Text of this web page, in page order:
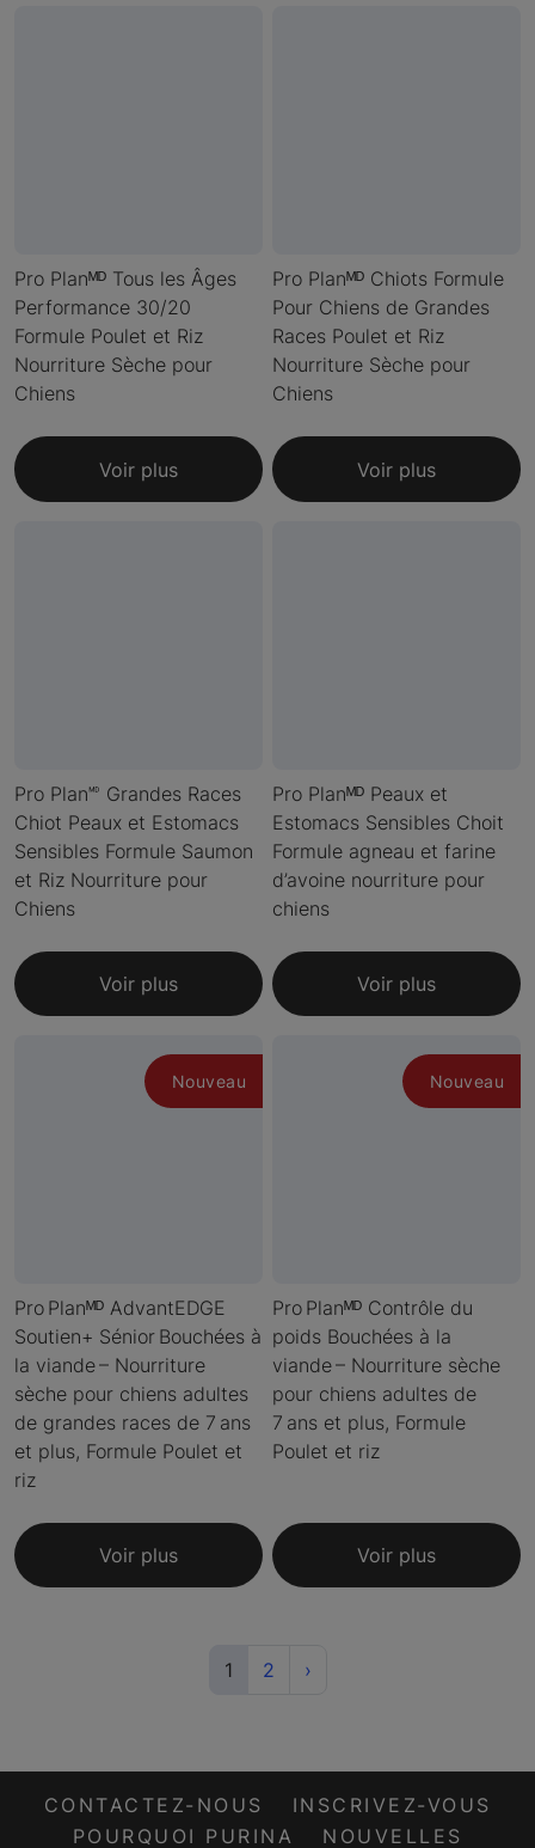
Pro Planᴹᴰ Tous les Âges
Performance 30/20
Formule Poulet et Riz
Nourriture Sèche pour
Chiens
Voir plus
Pro Planᴹᴰ Chiots Formule
Pour Chiens de Grandes
Races Poulet et Riz
Nourriture Sèche pour
Chiens
Voir plus
Pro Plan🅫 Grandes Races
Chiot Peaux et Estomacs
Sensibles Formule Saumon
et Riz Nourriture pour
Chiens
Voir plus
Pro Planᴹᴰ Peaux et
Estomacs Sensibles Choit
Formule agneau et farine
d’avoine nourriture pour
chiens
Voir plus
Nouveau
Pro Planᴹᴰ AdvantEDGE
Soutien+ Sénior Bouchées à
la viande – Nourriture
sèche pour chiens adultes
de grandes races de 7 ans
et plus, Formule Poulet et
riz
Voir plus
Nouveau
Pro Planᴹᴰ Contrôle du
poids Bouchées à la
viande – Nourriture sèche
pour chiens adultes de
7 ans et plus, Formule
Poulet et riz
Voir plus
1(current)
2 ›Next
CONTACTEZ-NOUS
INSCRIVEZ-VOUS
POURQUOI PURINA
NOUVELLES